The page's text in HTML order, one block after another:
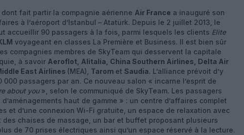
dont fait partir la compagnie aérienne Air France a inauguré son
à l’aéroport d’Istanbul – Atatürk. Depuis le 2 juillet 2013, le
accueillir 90 passagers à la fois, parmi lesquels les clients Elite
voyageant en classes La Première et Business. Il est bien sûr
compagnies membres de SkyTeam qui desservent la capitale
à savoir Aeroflot, Alitalia, China Southern Airlines, Delta Air
East Airlines (MEA), Tarom et Saudia. L’alliance prévoit d’y
passagers par an. Ce nouveau salon « incarne l’esprit de
about you», selon le communiqué de SkyTeam. Les passagers
haut de gamme » : un centre d’affaires complet
et d’une connexion Wi-Fi gratuite, un espace de relaxation avec
des chaises de massage, un bar et buffet proposant plusieurs
de 70 prises électriques ainsi qu’un espace réservé à la lecture.